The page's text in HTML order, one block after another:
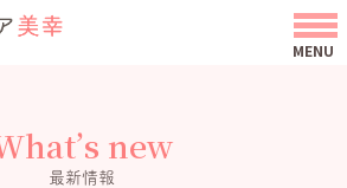
new
最新情報